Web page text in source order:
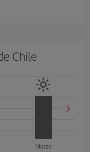
Chile
Marzo